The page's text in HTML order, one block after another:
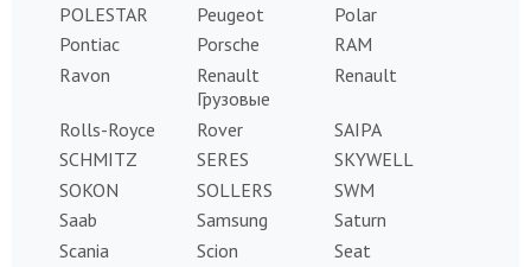
POLESTAR
Peugeot
Polar
Pontiac
Porsche
RAM
Ravon
Renault
Грузовые
Renault
Rolls-Royce Rover
SAIPA
SCHMITZ
SERES
SKYWELL
SOKON
SOLLERS
SWM
Saab
Samsung
Saturn
Scania
Scion
Seat